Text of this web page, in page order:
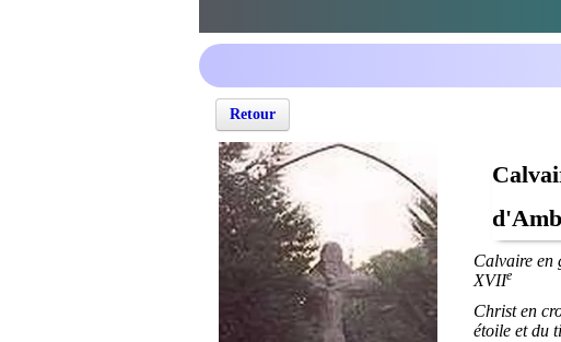
Retour
Calvaire en
XVIIe
Christ en
étoile et du